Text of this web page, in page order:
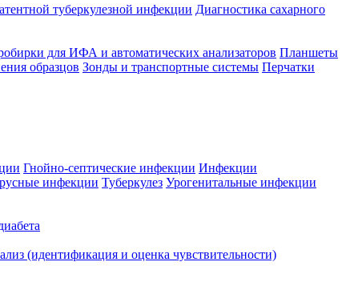
туберкулезной инфекции Диагностика сахарного
для ИФА и автоматических анализаторов Планшеты
образцов Зонды и транспортные системы Перчатки
Гнойно-септические инфекции Инфекции
инфекции Туберкулез Урогенитальные инфекции
(идентификация и оценка чувствительности)